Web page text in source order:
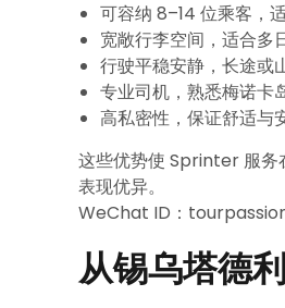
可容纳 8–14 位乘客，
宽敞行李空间，适合多
行驶平稳安静，长途或
专业司机，熟悉梅诺卡
高私密性，保证舒适与
这些优势使 Sprinter 服务
表现优异。
WeChat ID：
从锡乌塔德